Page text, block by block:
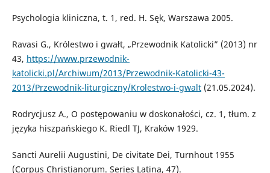
Psychologia kliniczna, t. 1, red. H. Sęk, Warszawa 2005.
Ravasi G., Królestwo i gwałt, „Przewodnik Katolicki” (2013) nr
43, https://www.przewodnik-
katolicki.pl/Archiwum/2013/Przewodnik-Katolicki-43-
2013/Przewodnik-liturgiczny/Krolestwo-i-gwalt(21.05.2024).
Rodrycjusz A., O postępowaniu w doskonałości, cz. 1, tłum. z
języka hiszpańskiego K. Riedl TJ, Kraków 1929.
Sancti Aurelii Augustini, De civitate Dei, Turnhout 1955
(Corpus Christianorum. Series Latina, 47).